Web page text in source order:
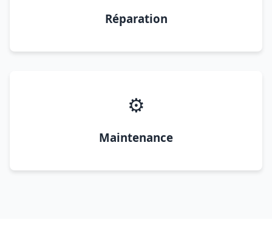
Réparation
⚙️
Maintenance